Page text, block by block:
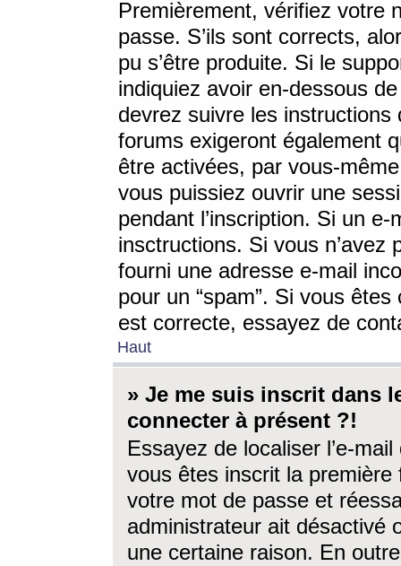
Premièrement, vérifiez votre
passe. S’ils sont corrects,
pu s’être produite. Si le
indiquiez avoir en-dessous
devrez suivre les
forums exigeront également
être activées, par vous-
vous puissiez ouvrir une
pendant l’inscription. Si un
insctructions. Si vous n’avez
fourni une adresse e-mail
pour un “spam”. Si vous
est correcte, essayez de
Haut
» Je me suis inscrit dans
connecter à présent ?!
Essayez de localiser l’e-
vous êtes inscrit la première
votre mot de passe et
administrateur ait désactivé
une certaine raison. En